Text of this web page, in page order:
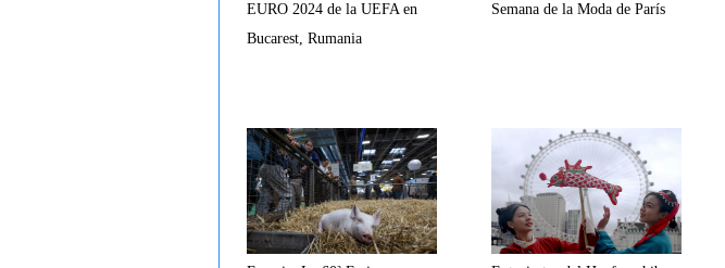
EURO 2024 de la UEFA en
Bucarest, Rumania
Semana de la Moda de París